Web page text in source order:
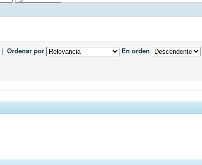
| Ordenar por En orden